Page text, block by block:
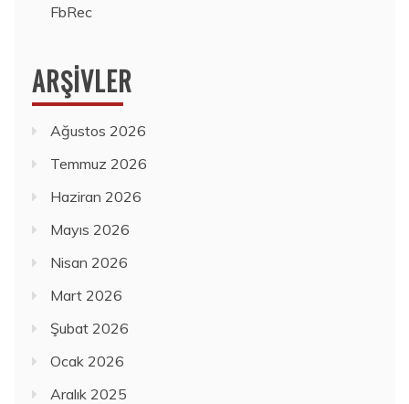
FbRec
ARŞIVLER
Ağustos 2026
Temmuz 2026
Haziran 2026
Mayıs 2026
Nisan 2026
Mart 2026
Şubat 2026
Ocak 2026
Aralık 2025